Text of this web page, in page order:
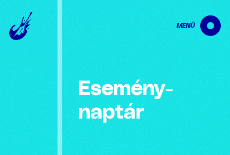
MENÜ
Esemény­
naptár